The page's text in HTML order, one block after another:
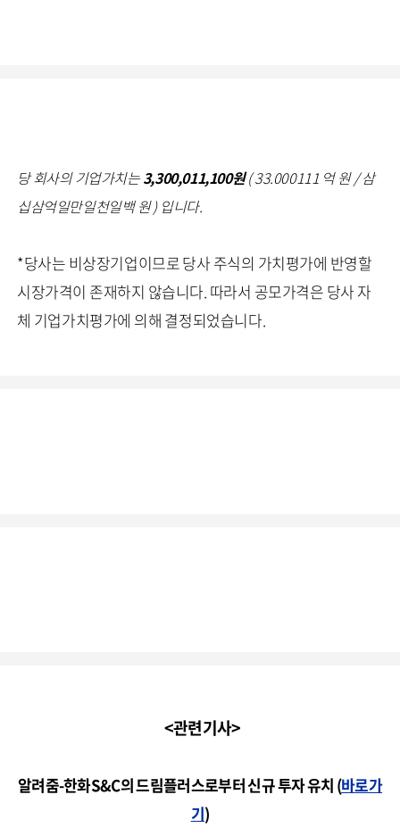
당 회사의 기업가치는3,300,011,100원( 33.000111 억 원 / 삼
십삼억일만일천일백 원 ) 입니다.
*당사는 비상장기업이므로 당사 주식의 가치평가에 반영할
시장가격이 존재하지 않습니다. 따라서 공모가격은 당사 자
체 기업가치평가에 의해 결정되었습니다.
<관련기사>
알려줌-한화S&C의 드림플러스로부터 신규 투자 유치 (바로가
기)